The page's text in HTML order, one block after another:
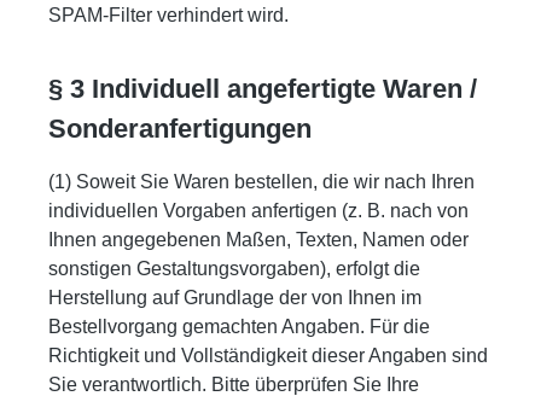
SPAM-Filter verhindert wird.
§ 3 Individuell angefertigte Waren /
Sonderanfertigungen
(1) Soweit Sie Waren bestellen, die wir nach Ihren
individuellen Vorgaben anfertigen (z. B. nach von
Ihnen angegebenen Maßen, Texten, Namen oder
sonstigen Gestaltungsvorgaben), erfolgt die
Herstellung auf Grundlage der von Ihnen im
Bestellvorgang gemachten Angaben. Für die
Richtigkeit und Vollständigkeit dieser Angaben sind
Sie verantwortlich. Bitte überprüfen Sie Ihre